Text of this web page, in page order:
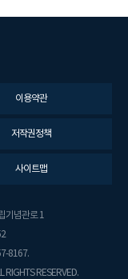
이용약관
저작권정책
사이트맵
기념관로 1
8167.
RIGHTS RESERVED.